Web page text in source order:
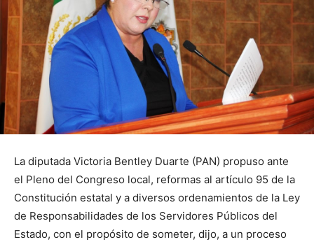
La diputada Victoria Bentley Duarte (PAN) propuso ante
el Pleno del Congreso local, reformas al artículo 95 de la
Constitución estatal y a diversos ordenamientos de la Ley
de Responsabilidades de los Servidores Públicos del
Estado, con el propósito de someter, dijo, a un proceso